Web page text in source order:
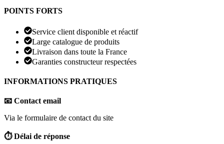
POINTS FORTS
Service client disponible et réactif
Large catalogue de produits
Livraison dans toute la France
Garanties constructeur respectées
INFORMATIONS PRATIQUES
📧 Contact email
Via le formulaire de contact du site
⏱️ Délai de réponse